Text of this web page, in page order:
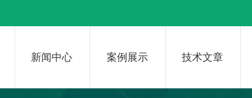
新闻中心 案例展示 技术文章